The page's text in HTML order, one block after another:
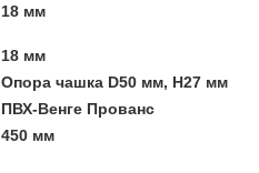
18 мм
18 мм
Опора чашка D50 мм, H27 мм
ПВХ-Венге Прованс
450 мм